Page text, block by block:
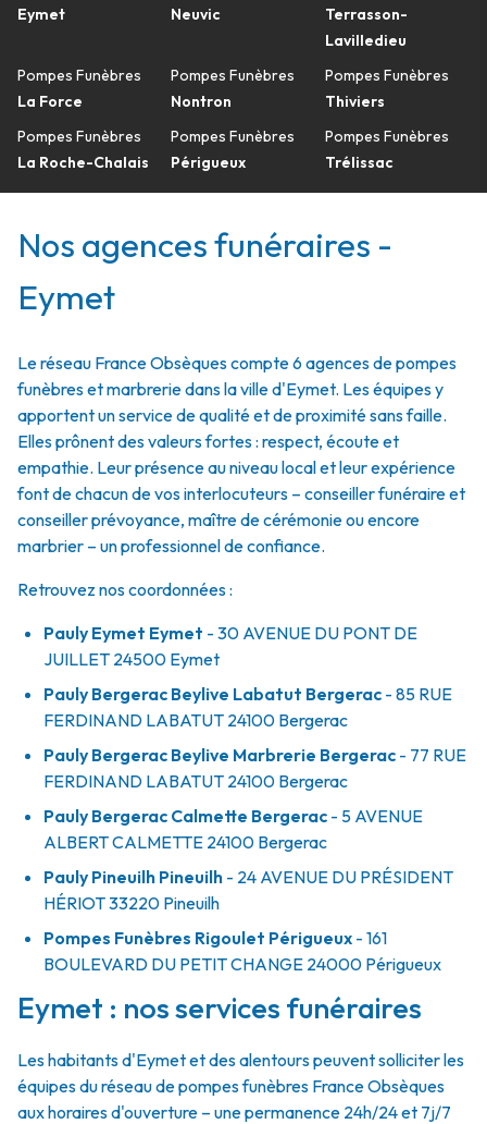
Eymet
Pompes Funèbres
La Force
Pompes Funèbres
La Roche-Chalais
Neuvic
Pompes Funèbres
Nontron
Pompes Funèbres
Périgueux
Terrasson-
Lavilledieu
Pompes Funèbres
Thiviers
Pompes Funèbres
Trélissac
Nos agences funéraires -
Eymet
Le réseau France Obsèques compte 6 agences de pompes
funèbres et marbrerie dans la ville d'Eymet. Les équipes y
apportent un service de qualité et de proximité sans faille.
Elles prônent des valeurs fortes : respect, écoute et
empathie. Leur présence au niveau local et leur expérience
font de chacun de vos interlocuteurs – conseiller funéraire et
conseiller prévoyance, maître de cérémonie ou encore
marbrier – un professionnel de confiance.
Retrouvez nos coordonnées :
Pauly Eymet Eymet - 30 AVENUE DU PONT DE
JUILLET 24500 Eymet
Pauly Bergerac Beylive Labatut Bergerac - 85 RUE
FERDINAND LABATUT 24100 Bergerac
Pauly Bergerac Beylive Marbrerie Bergerac - 77 RUE
FERDINAND LABATUT 24100 Bergerac
Pauly Bergerac Calmette Bergerac - 5 AVENUE
ALBERT CALMETTE 24100 Bergerac
Pauly Pineuilh Pineuilh - 24 AVENUE DU PRÉSIDENT
HÉRIOT33220 Pineuilh
Pompes Funèbres Rigoulet Périgueux - 161
BOULEVARD DU PETIT CHANGE 24000 Périgueux
Eymet : nos services funéraires
Les habitants d'Eymet et des alentours peuvent solliciter les
équipes du réseau de pompes funèbres France Obsèques
aux horaires d'ouverture – une permanence 24h/24 et 7j/7